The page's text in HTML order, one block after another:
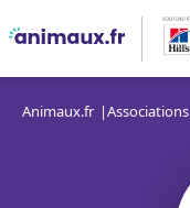
Animaux.fr Associations